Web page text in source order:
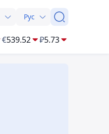
Рус
€539.52 ₽5.73